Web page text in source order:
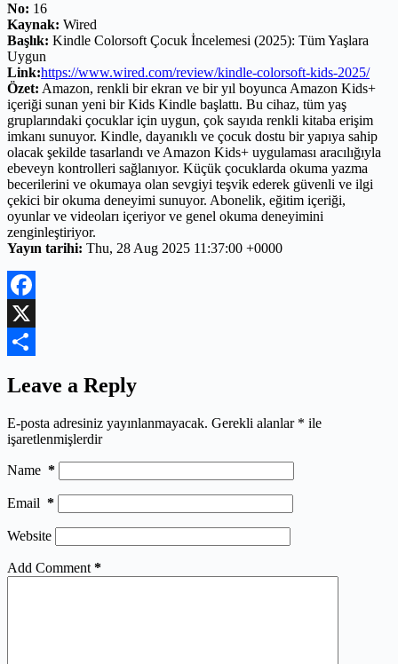
No: 16
Kaynak: Wired
Başlık: Kindle Colorsoft Çocuk İncelemesi (2025): Tüm Yaşlara
Uygun
Link:https://www.wired.com/review/kindle-colorsoft-kids-2025/
Özet: Amazon, renkli bir ekran ve bir yıl boyunca Amazon Kids+
içeriği sunan yeni bir Kids Kindle başlattı. Bu cihaz, tüm yaş
gruplarındaki çocuklar için uygun, çok sayıda renkli kitaba erişim
imkanı sunuyor. Kindle, dayanıklı ve çocuk dostu bir yapıya sahip
olacak şekilde tasarlandı ve Amazon Kids+ uygulaması aracılığıyla
ebeveyn kontrolleri sağlanıyor. Küçük çocuklarda okuma yazma
becerilerini ve okumaya olan sevgiyi teşvik ederek güvenli ve ilgi
çekici bir okuma deneyimi sunuyor. Abonelik, eğitim içeriği,
oyunlar ve videoları içeriyor ve genel okuma deneyimini
zenginleştiriyor.
Yayın tarihi: Thu, 28 Aug 2025 11:37:00 +0000
Facebook
X
Leave a Reply
E-posta adresiniz yayınlanmayacak. Gerekli alanlar * ile
işaretlenmişlerdir
Name *
Email *
Website
Add Comment *